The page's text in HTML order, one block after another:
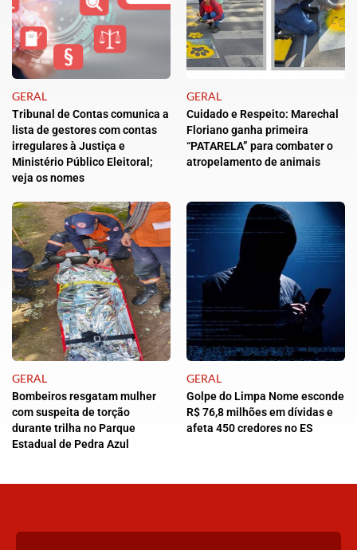
GERAL
Tribunal de Contas comunica a
lista de gestores com contas
irregulares à Justiça e
Ministério Público Eleitoral;
veja os nomes
GERAL
Cuidado e Respeito: Marechal
Floriano ganha primeira
“PATARELA” para combater o
atropelamento de animais
GERAL
Bombeiros resgatam mulher
com suspeita de torção
durante trilha no Parque
Estadual de Pedra Azul
GERAL
Golpe do Limpa Nome esconde
R$ 76,8 milhões em dívidas e
afeta 450 credores no ES